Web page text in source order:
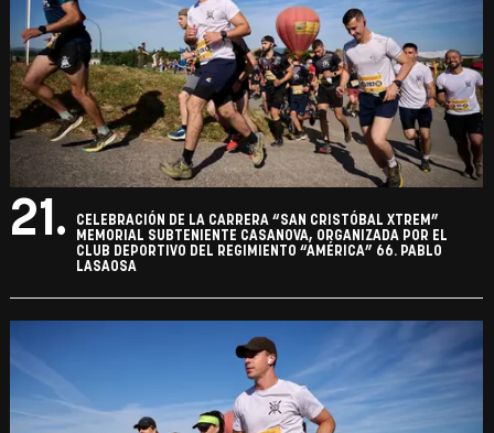
21.
CELEBRACIÓN DE LA CARRERA “SAN CRISTÓBAL XTREM”
MEMORIAL SUBTENIENTE CASANOVA, ORGANIZADA POR EL
CLUB DEPORTIVO DEL REGIMIENTO “AMÉRICA” 66. PABLO
LASAOSA